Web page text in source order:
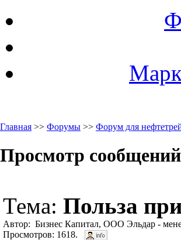
Главная >> Форумы >> Форум для
Просмотр сообщений
Тема: Польза
Автор: Бизнес Капитал, ООО Эльдар -
Просмотров: 1618.